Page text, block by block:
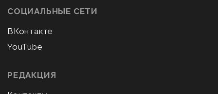
СОЦИАЛЬНЫЕ СЕТИ
ВКонтакте
YouTube
РЕДАКЦИЯ